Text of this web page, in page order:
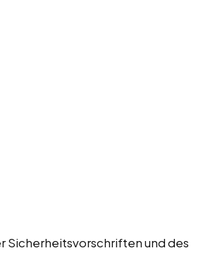
Sicherheitsvorschriften und des